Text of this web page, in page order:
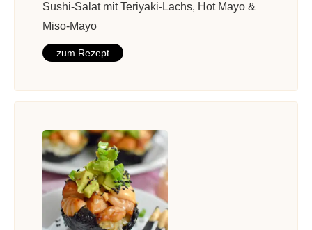
Sushi-Salat mit Teriyaki-Lachs, Hot Mayo &
Miso-Mayo
zum Rezept